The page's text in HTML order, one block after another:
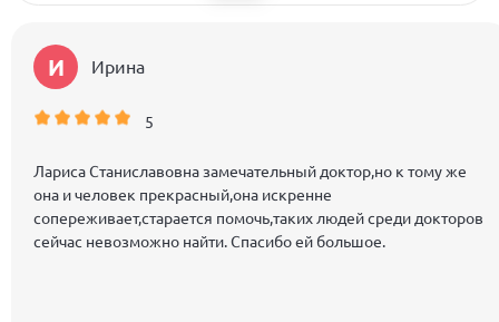
И Ирина
5
Лариса Станиславовна замечательный доктор,но к тому же
она и человек прекрасный,она искренне
сопереживает,старается помочь,таких людей среди докторов
сейчас невозможно найти. Спасибо ей большое.